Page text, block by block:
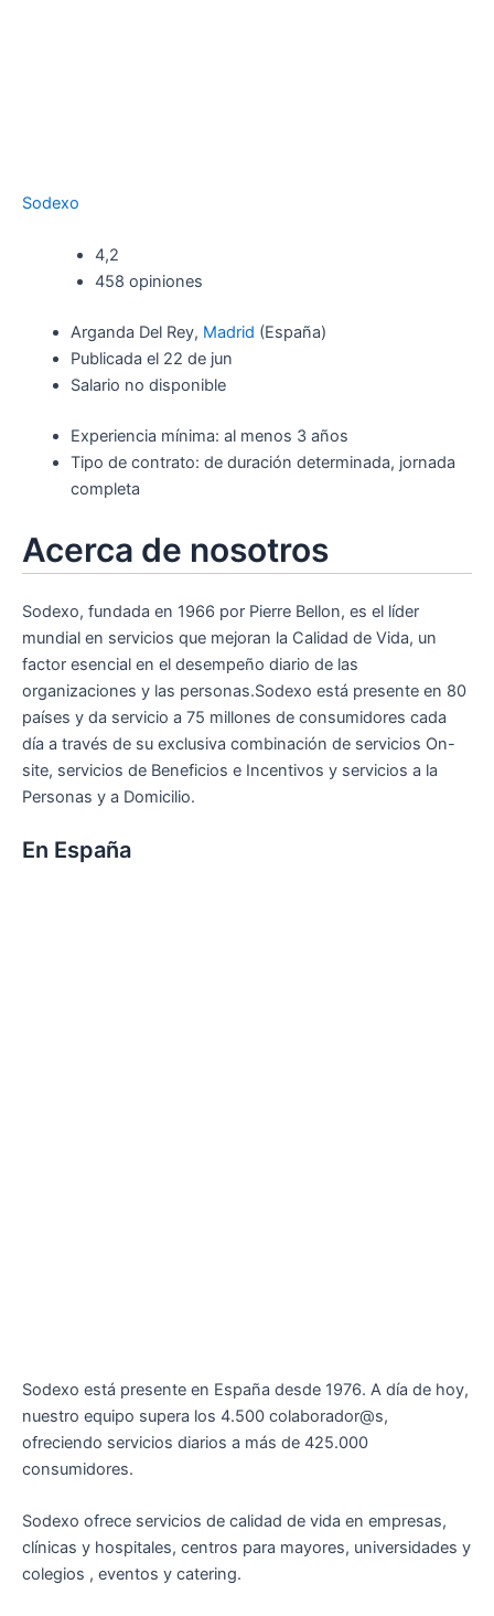
Sodexo
4,2
458 opiniones
Arganda Del Rey, Madrid (España)
Publicada el 22 de jun
Salario no disponible
Experiencia mínima: al menos 3 años
Tipo de contrato: de duración determinada, jornada
completa
Acerca de nosotros
Sodexo, fundada en 1966 por Pierre Bellon, es el líder
mundial en servicios que mejoran la Calidad de Vida, un
factor esencial en el desempeño diario de las
organizaciones y las personas.Sodexo está presente en 80
países y da servicio a 75 millones de consumidores cada
día a través de su exclusiva combinación de servicios On-
site, servicios de Beneficios e Incentivos y servicios a la
Personas y a Domicilio.
En España
Sodexo está presente en España desde 1976. A día de hoy,
nuestro equipo supera los 4.500 colaborador@s,
ofreciendo servicios diarios a más de 425.000
consumidores.
Sodexo ofrece servicios de calidad de vida en empresas,
clínicas y hospitales, centros para mayores, universidades y
colegios , eventos y catering.